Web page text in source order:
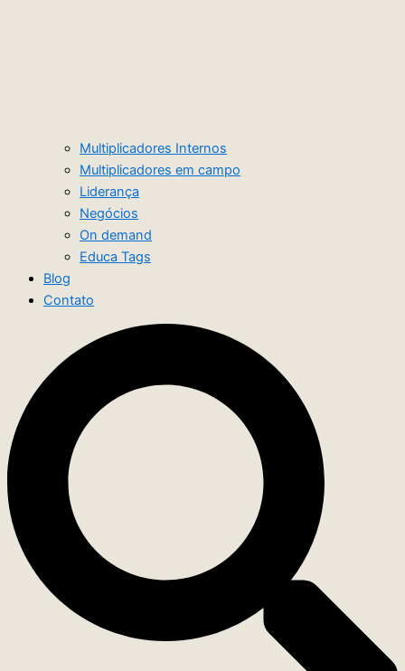
Multiplicadores Internos
Multiplicadores em campo
Liderança
Negócios
On demand
Educa Tags
Blog
Contato